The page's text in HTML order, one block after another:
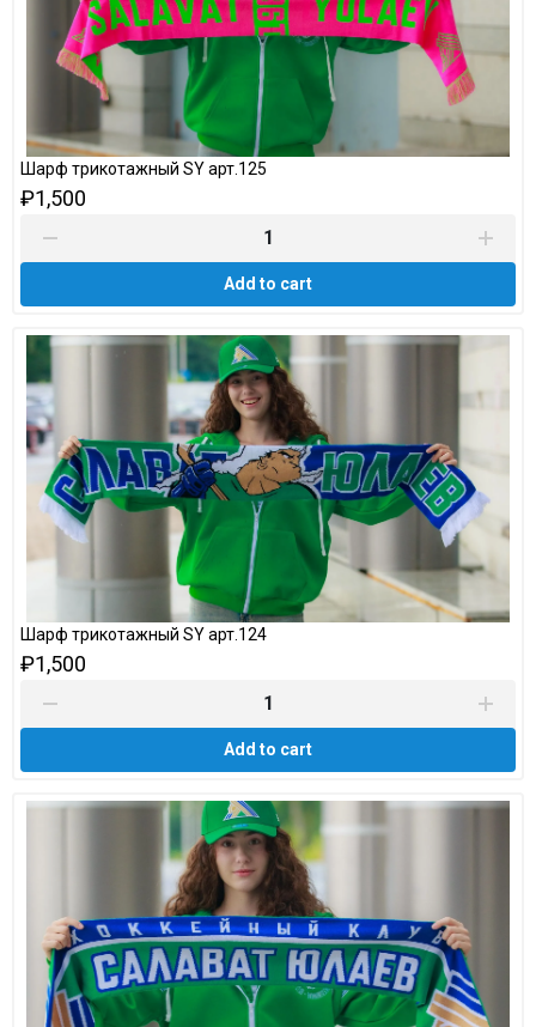
Шарф трикотажный SY арт.125
₽1,500
Add to cart
Шарф трикотажный SY арт.124
₽1,500
Add to cart